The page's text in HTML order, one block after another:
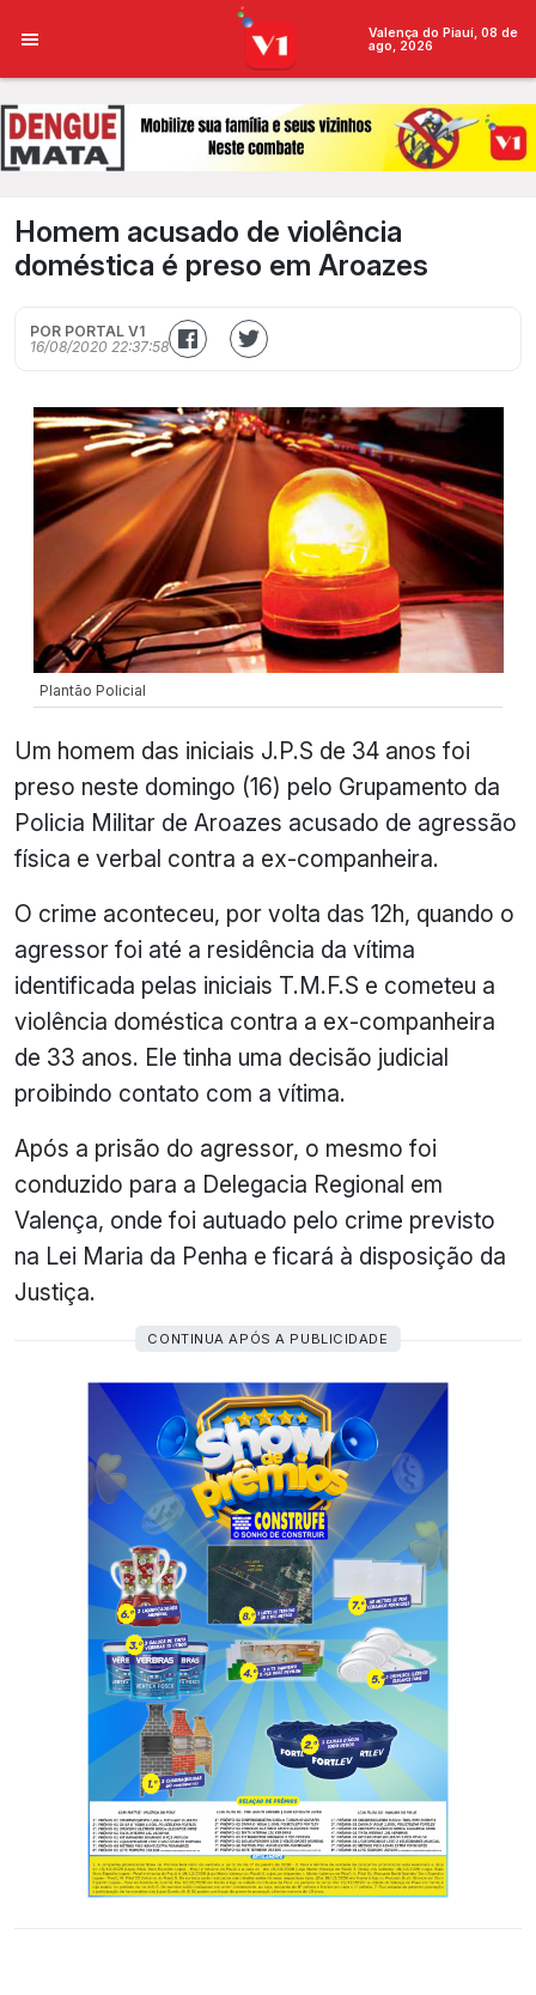
Valença do Piauí, 08 de
ago, 2026
Homem acusado de violência
doméstica é preso em Aroazes
POR PORTAL V1
16/08/2020 22:37:58
Plantão Policial
Um homem das iniciais J.P.S de 34 anos foi
preso neste domingo (16) pelo Grupamento da
Policia Militar de Aroazes acusado de agressão
física e verbal contra a ex-companheira.
O crime aconteceu, por volta das 12h, quando o
agressor foi até a residência da vítima
identificada pelas iniciais T.M.F.S e cometeu a
violência doméstica contra a ex-companheira
de 33 anos. Ele tinha uma decisão judicial
proibindo contato com a vítima.
Após a prisão do agressor, o mesmo foi
conduzido para a Delegacia Regional em
Valença, onde foi autuado pelo crime previsto
na Lei Maria da Penha e ficará à disposição da
Justiça.
CONTINUA APÓS A PUBLICIDADE